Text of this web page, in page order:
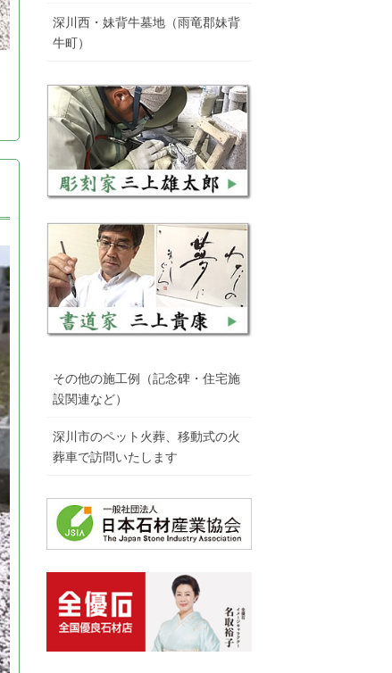
深川西・妹背牛墓地（雨竜郡妹背
牛町）
その他の施工例（記念碑・住宅施
設関連など）
深川市のペット火葬、移動式の火
葬車で訪問いたします